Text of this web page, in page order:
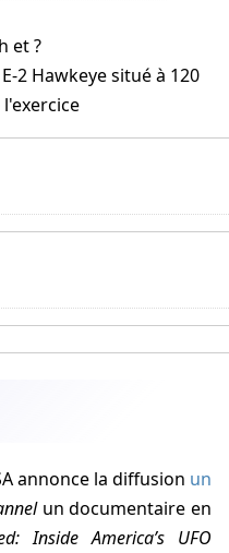
et ?
2 Hawkeye situé à 120
annonce la diffusion un
un documentaire en
Inside America’s UFO